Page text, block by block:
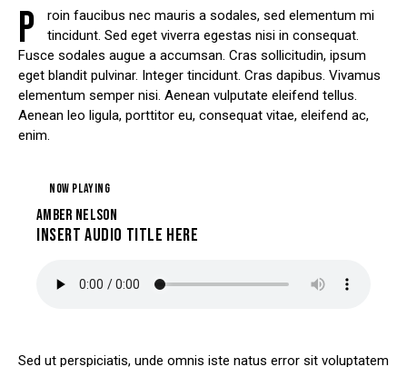
P
roin faucibus nec mauris a sodales, sed elementum mi
tincidunt. Sed eget viverra egestas nisi in consequat.
Fusce sodales augue a accumsan. Cras sollicitudin, ipsum
eget blandit pulvinar. Integer tincidunt. Cras dapibus. Vivamus
elementum semper nisi. Aenean vulputate eleifend tellus.
Aenean leo ligula, porttitor eu, consequat vitae, eleifend ac,
enim.
NOW PLAYING
AMBER NELSON
Insert Audio Title Here
Sed ut perspiciatis, unde omnis iste natus error sit voluptatem